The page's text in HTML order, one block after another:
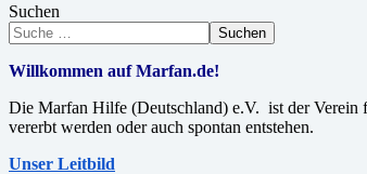
Suchen
Suchen
Willkommen auf Marfan.de!
Die Marfan Hilfe (Deutschland) e.V. ist der Verein
vererbt werden oder auch spontan entstehen.
Unser Leitbild